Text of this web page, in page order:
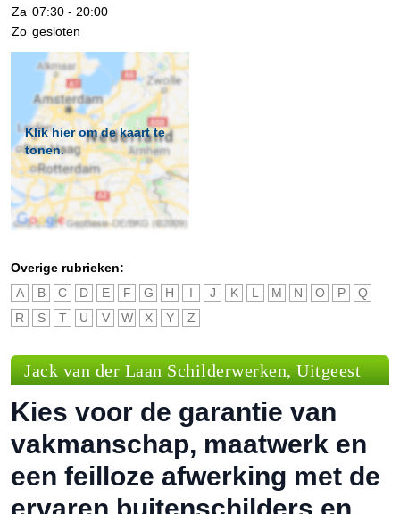
Za 07:30 - 20:00
Zo gesloten
Klik hier om de kaart te
tonen.
Overige rubrieken:
A
B C D E F G H I J K L M N O P
Q
R
S T U V W X Y Z
Jack van der Laan Schilderwerken, Uitgeest
Kies voor de garantie van
vakmanschap, maatwerk en
een feilloze afwerking met de